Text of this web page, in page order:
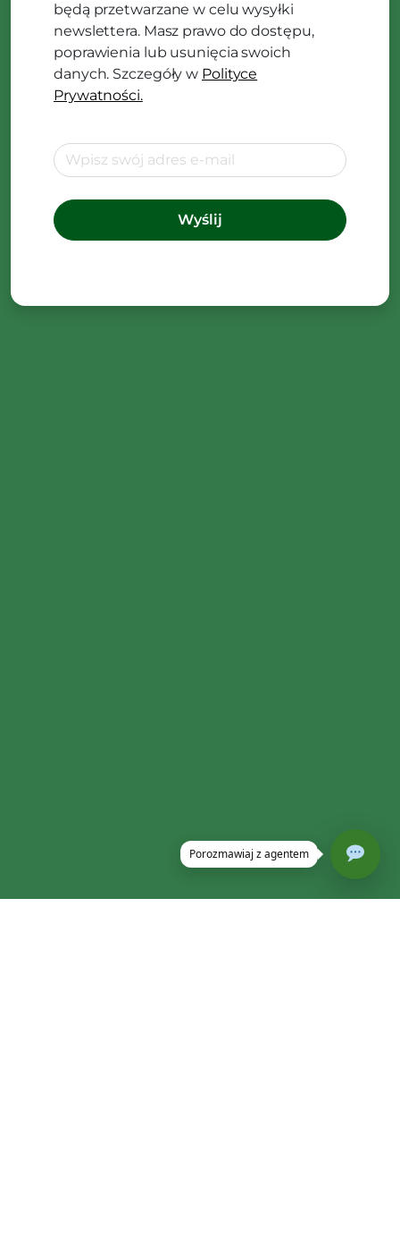
będą przetwarzane w celu wysyłki
newslettera. Masz prawo do dostępu,
poprawienia lub usunięcia swoich
danych. Szczegóły w Polityce
Prywatności.